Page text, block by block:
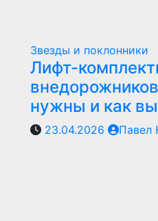
Звезды и поклонники
Лифт-
нужны и как
23.04.2026 Павел